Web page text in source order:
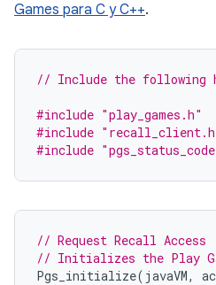
Games para C y C++.
// Include the following
#include "play_games.h"
#include
#include
// Request Recall Access
// Initializes the Play
Pgs_initialize( javaVM,